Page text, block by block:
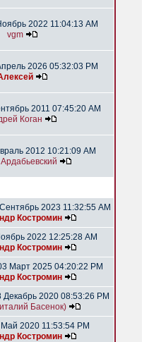
2022 11:04:13 AM
vgm
2026 05:32:03 PM
2011 07:45:20 AM
Коган
2012 10:21:09 AM
2023 11:32:55 AM
Костромин
2022 12:25:28 AM
Костромин
Март 2025 04:20:22 PM
Костромин
Декабрь 2020 08:53:26 PM
Басенок)
Май 2020 11:53:54 PM
Костромин